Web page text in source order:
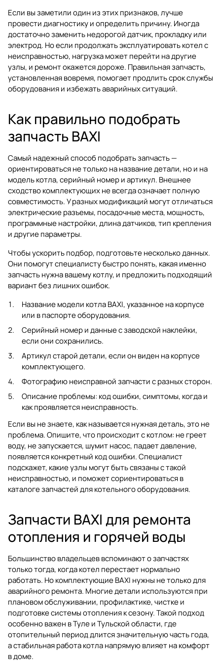
Если вы заметили один из этих признаков, лучше
провести диагностику и определить причину. Иногда
достаточно заменить недорогой датчик, прокладку или
электрод. Но если продолжать эксплуатировать котел с
неисправностью, нагрузка может перейти на другие
узлы, и ремонт окажется дороже. Правильная запчасть,
установленная вовремя, помогает продлить срок службы
оборудования и избежать аварийных ситуаций.
Как правильно подобрать
запчасть BAXI
Самый надежный способ подобрать запчасть —
ориентироваться не только на название детали, но и на
модель котла, серийный номер и артикул. Внешнее
сходство комплектующих не всегда означает полную
совместимость. У разных модификаций могут отличаться
электрические разъемы, посадочные места, мощность,
программные настройки, длина датчиков, тип крепления
и другие параметры.
Чтобы ускорить подбор, подготовьте несколько данных.
Они помогут специалисту быстро понять, какая именно
запчасть нужна вашему котлу, и предложить подходящий
вариант без лишних ошибок.
Название модели котла BAXI, указанное на корпусе
или в паспорте оборудования.
Серийный номер и данные с заводской наклейки,
если они сохранились.
Артикул старой детали, если он виден на корпусе
комплектующего.
Фотографию неисправной запчасти с разных сторон.
Описание проблемы: код ошибки, симптомы, когда и
как проявляется неисправность.
Если вы не знаете, как называется нужная деталь, это не
проблема. Опишите, что происходит с котлом: не греет
воду, не запускается, шумит насос, падает давление,
появляется конкретный код ошибки. Специалист
подскажет, какие узлы могут быть связаны с такой
неисправностью, и поможет сориентироваться в
каталогезапчастей для котельного оборудования.
Запчасти BAXI для ремонта
отопления и горячей воды
Большинство владельцев вспоминают о запчастях
только тогда, когда котел перестает нормально
работать. Но комплектующие BAXI нужны не только для
аварийного ремонта. Многие детали используются при
плановом обслуживании, профилактике, чистке и
подготовке системы отопления к сезону. Такой подход
особенно важен в Туле и Тульской области, где
отопительный период длится значительную часть года,
а стабильная работа котла напрямую влияет на комфорт
в доме.